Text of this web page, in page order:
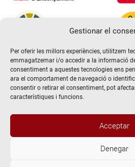
Gestionar el
Per oferir les millors experiències, utilitzem
emmagatzemar i/o accedir a la informació
consentiment a aquestes tecnologies ens
ara el comportament de navegació o
consentir o retirar el consentiment, pot
característiques i funcions.
Acceptar
Denegar
@2026 Escola de teatre El Timbal.